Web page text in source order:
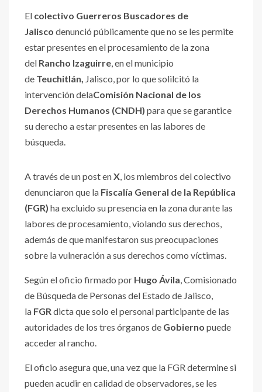
El colectivo Guerreros Buscadores de
Jalisco denunció públicamente que no se les permite
estar presentes en el procesamiento de la zona
del Rancho Izaguirre, en el municipio
de Teuchitlán, Jalisco, por lo que solilcitó la
intervención delaComisión Nacional de los
Derechos Humanos (CNDH) para que se garantice
su derecho a estar presentes en las labores de
búsqueda.
A través de un post enX, los miembros del colectivo
denunciaron que la Fiscalía General de la República
(FGR) ha excluido su presencia en la zona durante las
labores de procesamiento, violando sus derechos,
además de que manifestaron sus preocupaciones
sobre la vulneración a sus derechos como víctimas.
Según el oficio firmado por Hugo Ávila, Comisionado
de Búsqueda de Personas del Estado de Jalisco,
la FGR dicta que solo el personal participante de las
autoridades de los tres órganos de Gobierno puede
acceder al rancho.
El oficio asegura que, una vez que la FGR determine si
pueden acudir en calidad de observadores, se les